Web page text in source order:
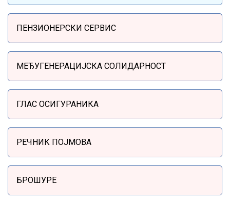
ПЕНЗИОНЕРСКИ СЕРВИС
МЕЂУГЕНЕРАЦИЈСКА СОЛИДАРНОСТ
ГЛАС ОСИГУРАНИКА
РЕЧНИК ПОЈМОВА
БРОШУРЕ